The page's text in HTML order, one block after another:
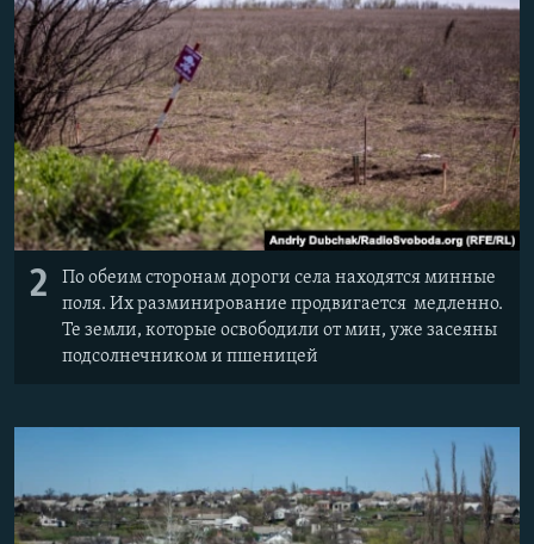
2
По обеим сторонам дороги села находятся минные
поля. Их разминирование продвигается медленно.
Те земли, которые освободили от мин, уже засеяны
подсолнечником и пшеницей